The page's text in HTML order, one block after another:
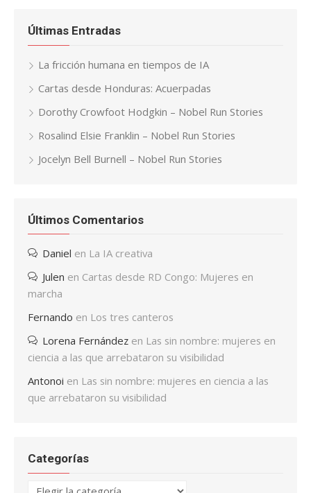
Últimas Entradas
La fricción humana en tiempos de IA
Cartas desde Honduras: Acuerpadas
Dorothy Crowfoot Hodgkin – Nobel Run Stories
Rosalind Elsie Franklin – Nobel Run Stories
Jocelyn Bell Burnell – Nobel Run Stories
Últimos Comentarios
Daniel en La IA creativa
Julen en Cartas desde RD Congo: Mujeres en
marcha
Fernando en Los tres canteros
Lorena Fernández en Las sin nombre: mujeres en
ciencia a las que arrebataron su visibilidad
Antonoi en Las sin nombre: mujeres en ciencia a las
que arrebataron su visibilidad
Categorías
Categorías